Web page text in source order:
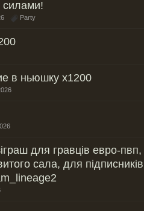
силами!
Party
в ньюшку х1200
для гравців евро-пвп,
сала, для